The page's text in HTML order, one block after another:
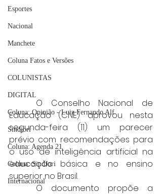
Esportes
Nacional
Manchete
Coluna Fatos e Versões
COLUNISTAS
DIGITAL
Coluna: Opinião - Luiz Fernando Alf
Sindjori
Coluna: Agenda 21
Coluna: SindJori
Internacional
Educação (CNE) aprovou nesta
segunda-feira (11) um parecer
prévio com recomendações para
o uso de inteligência artificial na
educação básica e no ensino
superior no Brasil.